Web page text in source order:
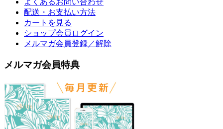
よくあるお問い合わせ
配送・お支払い方法
カートを見る
ショップ会員ログイン
メルマガ会員登録／解除
メルマガ会員特典